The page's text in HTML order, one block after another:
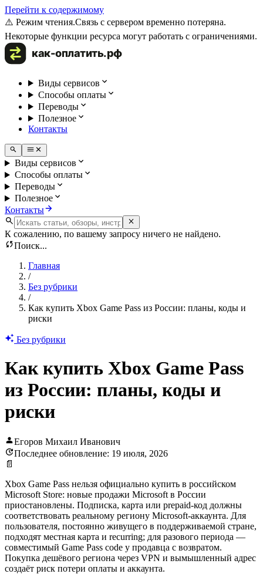
Перейти к содержимому
⚠️ Режим чтения.Связь с сервером временно потеряна.
Некоторые функции ресурса могут работать с ограничениями.
Виды сервисов
Способы оплаты
Переводы
Полезное
Контакты
Виды сервисов
Способы оплаты
Переводы
Полезное
Контакты
К сожалению, по вашему запросу ничего не найдено.
Поиск...
Главная
/
Без рубрики
/
Как купить Xbox Game Pass из России: планы, коды и
риски
Без рубрики
Как купить Xbox Game Pass
из России: планы, коды и
риски
Егоров Михаил Иванович
Последнее обновление: 19 июля, 2026
📄
Xbox Game Pass нельзя официально купить в российском
Microsoft Store: новые продажи Microsoft в России
приостановлены. Подписка, карта или prepaid-код должны
соответствовать реальному региону Microsoft-аккаунта. Для
пользователя, постоянно живущего в поддерживаемой стране,
подходят местная карта и recurring; для разового периода —
совместимый Game Pass code у продавца с возвратом.
Покупка дешёвого региона через VPN и вымышленный адрес
создаёт риск потери оплаты и аккаунта.